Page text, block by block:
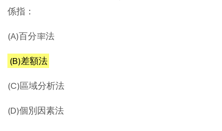
係指：
(A)百分率法
(B)差額法
(C)區域分析法
(D)個別因素法